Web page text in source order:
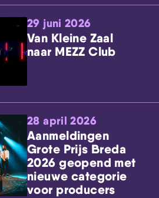
navigatie
29 juni 2026
Van Kleine Zaal
naar MEZZ Club
28 april 2026
Aanmeldingen
Grote Prijs Breda
2026 geopend met
nieuwe categorie
voor producers